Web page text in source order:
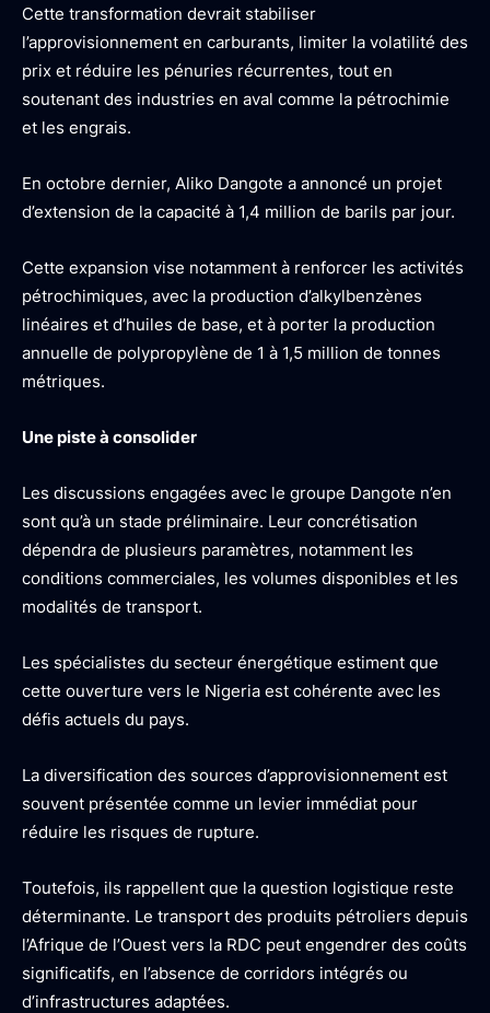
Cette transformation devrait stabiliser
l’approvisionnement en carburants, limiter la volatilité des
prix et réduire les pénuries récurrentes, tout en
soutenant des industries en aval comme la pétrochimie
et les engrais.
En octobre dernier, Aliko Dangote a annoncé un projet
d’extension de la capacité à 1,4 million de barils par jour.
Cette expansion vise notamment à renforcer les activités
pétrochimiques, avec la production d’alkylbenzènes
linéaires et d’huiles de base, et à porter la production
annuelle de polypropylène de 1 à 1,5 million de tonnes
métriques.
Une piste à consolider
Les discussions engagées avec le groupe Dangote n’en
sont qu’à un stade préliminaire. Leur concrétisation
dépendra de plusieurs paramètres, notamment les
conditions commerciales, les volumes disponibles et les
modalités de transport.
Les spécialistes du secteur énergétique estiment que
cette ouverture vers le Nigeria est cohérente avec les
défis actuels du pays.
La diversification des sources d’approvisionnement est
souvent présentée comme un levier immédiat pour
réduire les risques de rupture.
Toutefois, ils rappellent que la question logistique reste
déterminante. Le transport des produits pétroliers depuis
l’Afrique de l’Ouest vers la RDC peut engendrer des coûts
significatifs, en l’absence de corridors intégrés ou
d’infrastructures adaptées.